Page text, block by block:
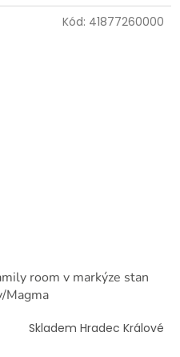
room v markýze stan
Magma
Skladem Hradec Králové
Kód: 41877260000